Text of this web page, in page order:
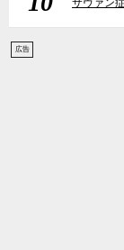
広告